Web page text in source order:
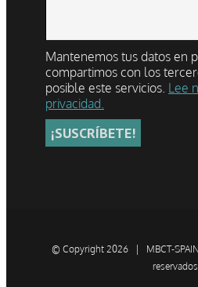
Mantenemos tus datos en
compartimos con los
posible este servicios. Lee
privacidad.
© Copyright 2026 | MBCT-
reservados